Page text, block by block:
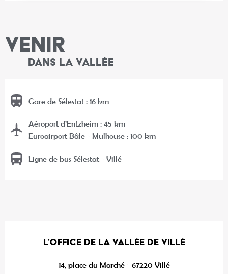
VENIR
DANS LA VALLÉE
Gare de Sélestat : 16 km
Aéroport d’Entzheim : 45 km
Euroairport Bâle - Mulhouse : 100 km
Ligne de bus Sélestat - Villé
L’OFFICE DE LA VALLÉE DE VILLÉ
14, place du Marché - 67220 Villé